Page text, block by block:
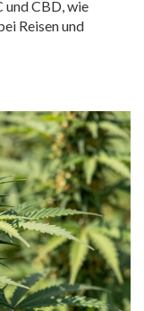
und CBD, wie
Reisen und